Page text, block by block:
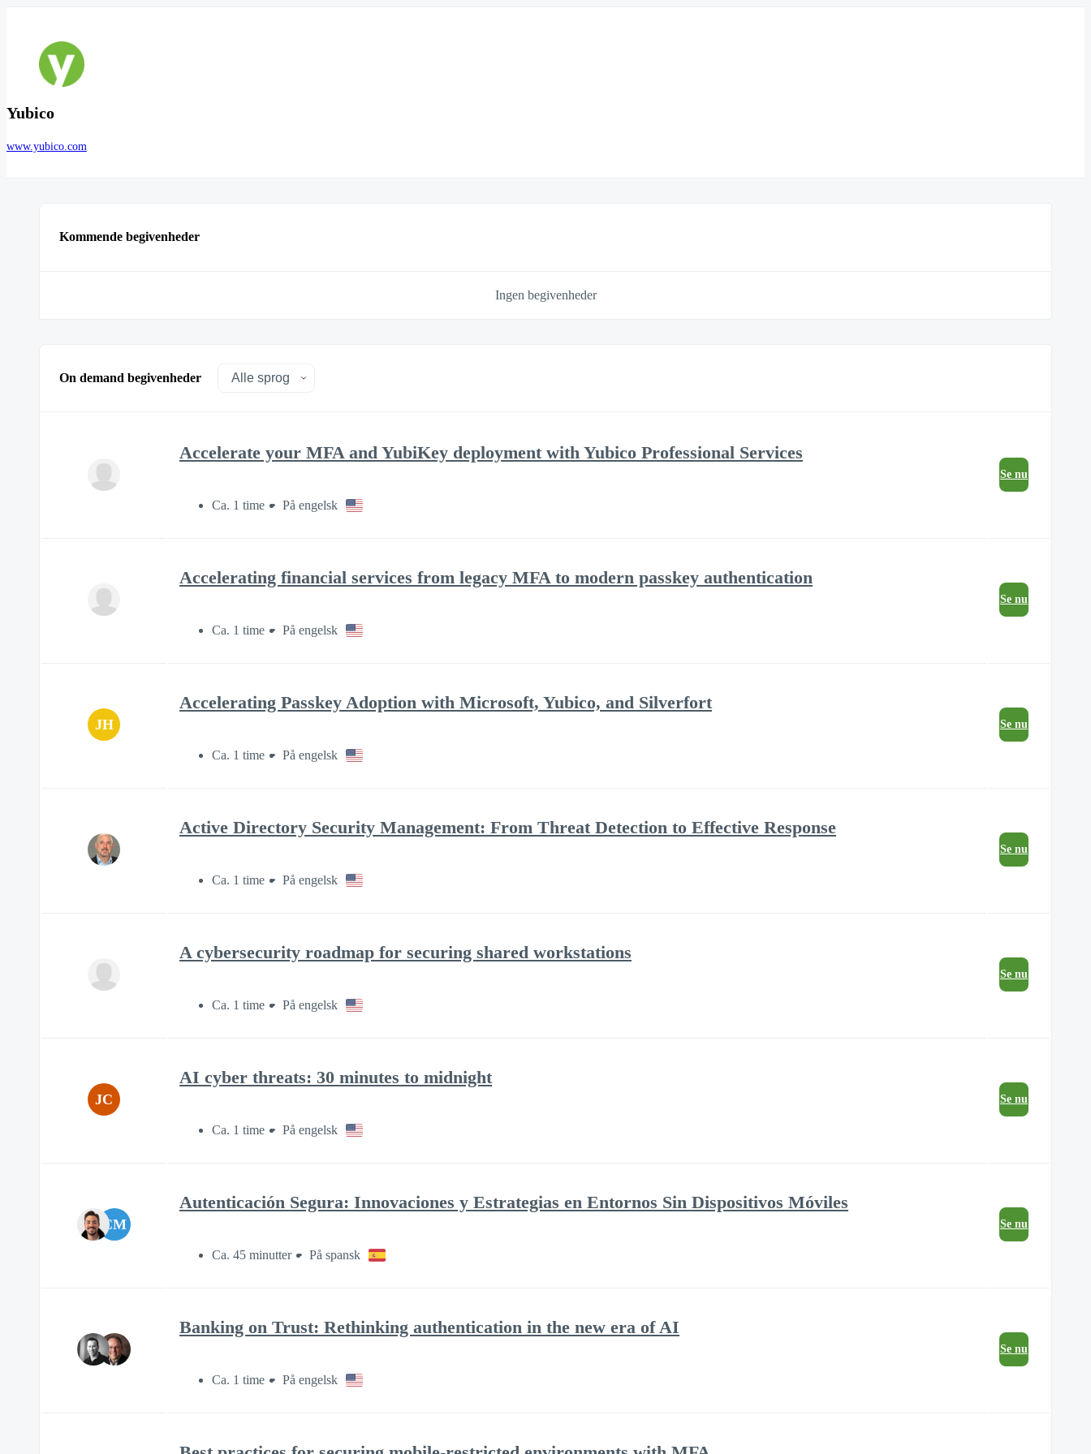
Yubico
www.yubico.com
Kommende begivenheder
Ingen begivenheder
On demand begivenheder
Accelerate your MFA and YubiKey deployment with Yubico Professional Services
Ca. 1 time På engelsk
Se nu
Accelerating financial services from legacy MFA to modern passkey authentication
Ca. 1 time På engelsk
Se nu
JH
Accelerating Passkey Adoption with Microsoft, Yubico, and Silverfort
Ca. 1 time På engelsk
Se nu
Active Directory Security Management: From Threat Detection to Effective Response
Ca. 1 time På engelsk
Se nu
A cybersecurity roadmap for securing shared workstations
Ca. 1 time På engelsk
Se nu
JC
AI cyber threats: 30 minutes to midnight
Ca. 1 time På engelsk
Se nu
CM
Autenticación Segura: Innovaciones y Estrategias en Entornos Sin Dispositivos Móviles
Ca. 45 minutter På spansk
Se nu
Banking on Trust: Rethinking authentication in the new era of AI
Ca. 1 time På engelsk
Se nu